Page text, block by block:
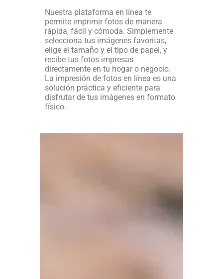
Nuestra plataforma en línea te
permite imprimir fotos de manera
rápida, fácil y cómoda. Simplemente
selecciona tus imágenes favoritas,
elige el tamaño y el tipo de papel, y
recibe tus fotos impresas
directamente en tu hogar o negocio.
La impresión de fotos en línea es una
solución práctica y eficiente para
disfrutar de tus imágenes en formato
físico.